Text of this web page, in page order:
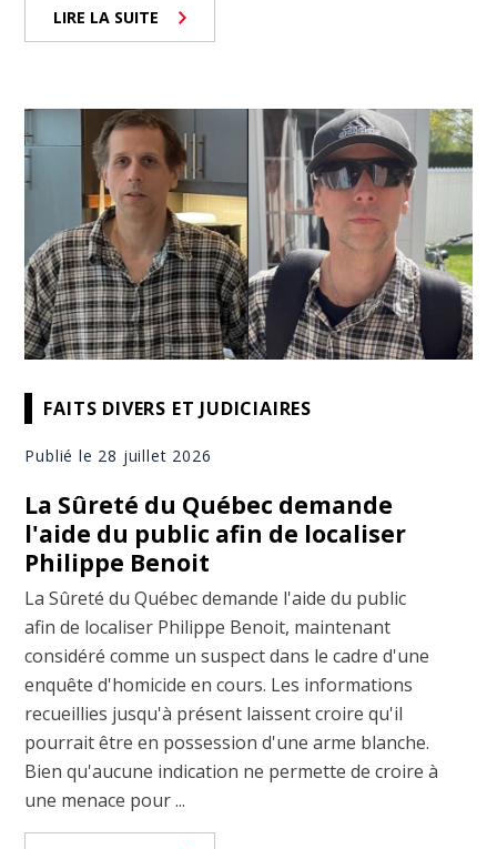
LIRE LA SUITE
FAITS DIVERS ET JUDICIAIRES
Publié le 28 juillet 2026
La Sûreté du Québec demande
l'aide du public afin de localiser
Philippe Benoit
La Sûreté du Québec demande l'aide du public
afin de localiser Philippe Benoit, maintenant
considéré comme un suspect dans le cadre d'une
enquête d'homicide en cours. Les informations
recueillies jusqu'à présent laissent croire qu'il
pourrait être en possession d'une arme blanche.
Bien qu'aucune indication ne permette de croire à
une menace pour ...